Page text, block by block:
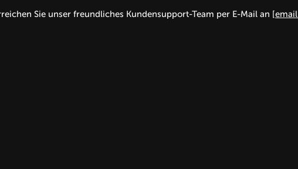
Sie unser freundliches Kundensupport-Team per E-Mail an